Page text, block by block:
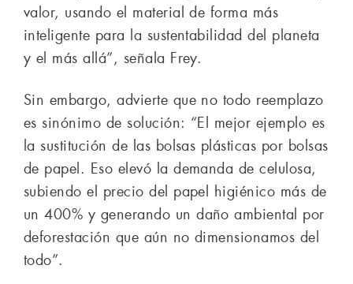
valor, usando el material de forma más
inteligente para la sustentabilidad del planeta
y el más allá”, señala Frey.
Sin embargo, advierte que no todo reemplazo
es sinónimo de solución: “El mejor ejemplo es
la sustitución de las bolsas plásticas por bolsas
de papel. Eso elevó la demanda de celulosa,
subiendo el precio del papel higiénico más de
un 400% y generando un daño ambiental por
deforestación que aún no dimensionamos del
todo”.